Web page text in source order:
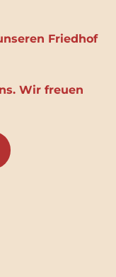
Friedhof
Wir freuen